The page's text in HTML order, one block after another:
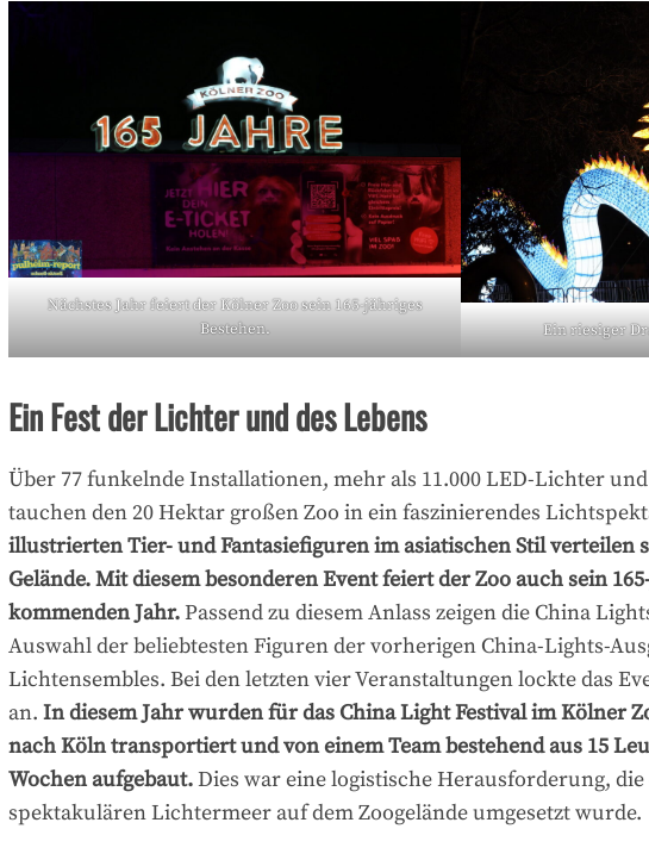
Nächstes Jahr feiert der Kölner Zoo sein 165-jähriges
Bestehen.
Ein riesiger
Ein Fest der Lichter und des Lebens
Über 77 funkelnde Installationen, mehr als 11.000 LED-Lichter
tauchen den 20 Hektar großen Zoo in ein faszinierendes
illustrierten Tier- und Fantasiefiguren im asiatischen Stil verteilen
Gelände. Mit diesem besonderen Event feiert der Zoo auch sein
kommenden Jahr.Passend zu diesem Anlass zeigen die China
Auswahl der beliebtesten Figuren der vorherigen China-Lights-
Lichtensembles. Bei den letzten vier Veranstaltungen lockte das
an. In diesem Jahr wurden für das China Light Festival im Kölner
nach Köln transportiert und von einem Team bestehend aus 15
Wochen aufgebaut.Dies war eine logistische Herausforderung,
spektakulären Lichtermeer auf dem Zoogelände umgesetzt wurde.